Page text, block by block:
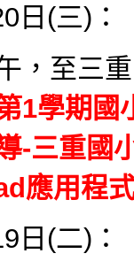
日(三)：
，至三
1學期國
-三重國
應用程
日(二)：